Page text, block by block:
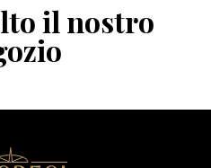
il nostro